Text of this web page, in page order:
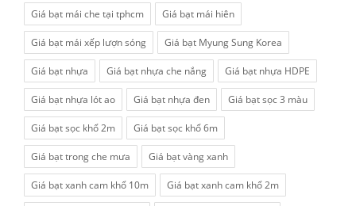
Giá bạt mái che tại tphcm Giá bạt mái hiên
Giá bạt mái xếp lượn sóng Giá bạt Myung Sung Korea
Giá bạt nhựa Giá bạt nhựa che nắng Giá bạt nhựa HDPE
Giá bạt nhựa lót ao Giá bạt nhựa đen Giá bạt sọc 3 màu
Giá bạt sọc khổ 2m Giá bạt sọc khổ 6m
Giá bạt trong che mưa Giá bạt vàng xanh
Giá bạt xanh cam khổ 10m Giá bạt xanh cam khổ 2m